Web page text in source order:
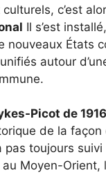
c’est
Il s’est
nouveaux États
unifiés autour
Picot de 1916
de la
pas toujours
Moyen-Orient,